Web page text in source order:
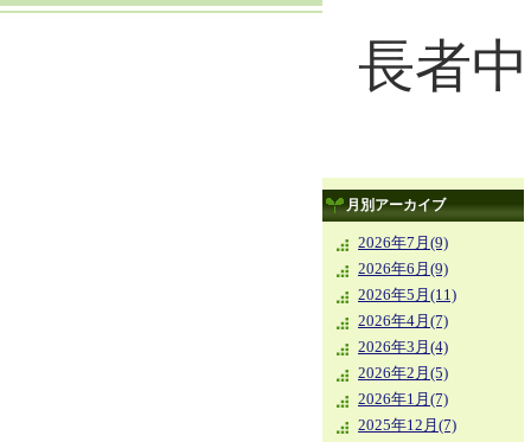
長者
月別アーカイブ
2026年7月(9)
2026年6月(9)
2026年5月(11)
2026年4月(7)
2026年3月(4)
2026年2月(5)
2026年1月(7)
2025年12月(7)